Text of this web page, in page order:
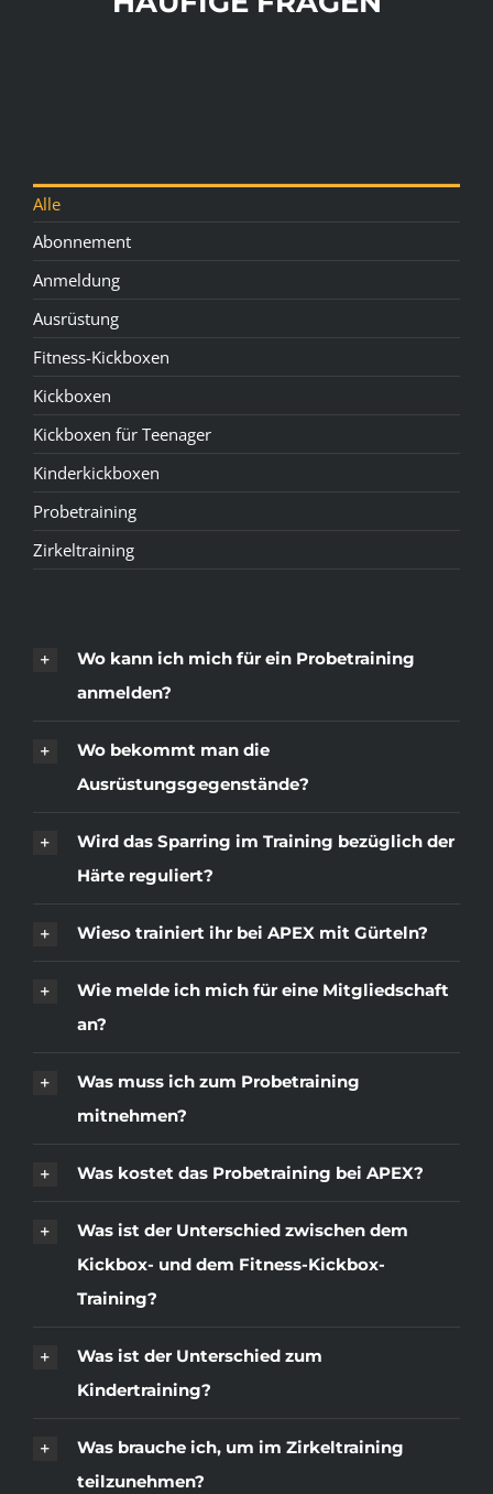
Alle
Abonnement
Anmeldung
Ausrüstung
Fitness-Kickboxen
Kickboxen
Kickboxen für Teenager
Kinderkickboxen
Probetraining
Zirkeltraining
Wo kann ich mich für ein Probetraining
anmelden?
Wo bekommt man die
Ausrüstungsgegenstände?
Wird das Sparring im Training bezüglich der
Härte reguliert?
Wieso trainiert ihr bei APEX mit Gürteln?
Wie melde ich mich für eine Mitgliedschaft
an?
Was muss ich zum Probetraining
mitnehmen?
Was kostet das Probetraining bei APEX?
Was ist der Unterschied zwischen dem
Kickbox- und dem Fitness-Kickbox-
Training?
Was ist der Unterschied zum
Kindertraining?
Was brauche ich, um im Zirkeltraining
teilzunehmen?